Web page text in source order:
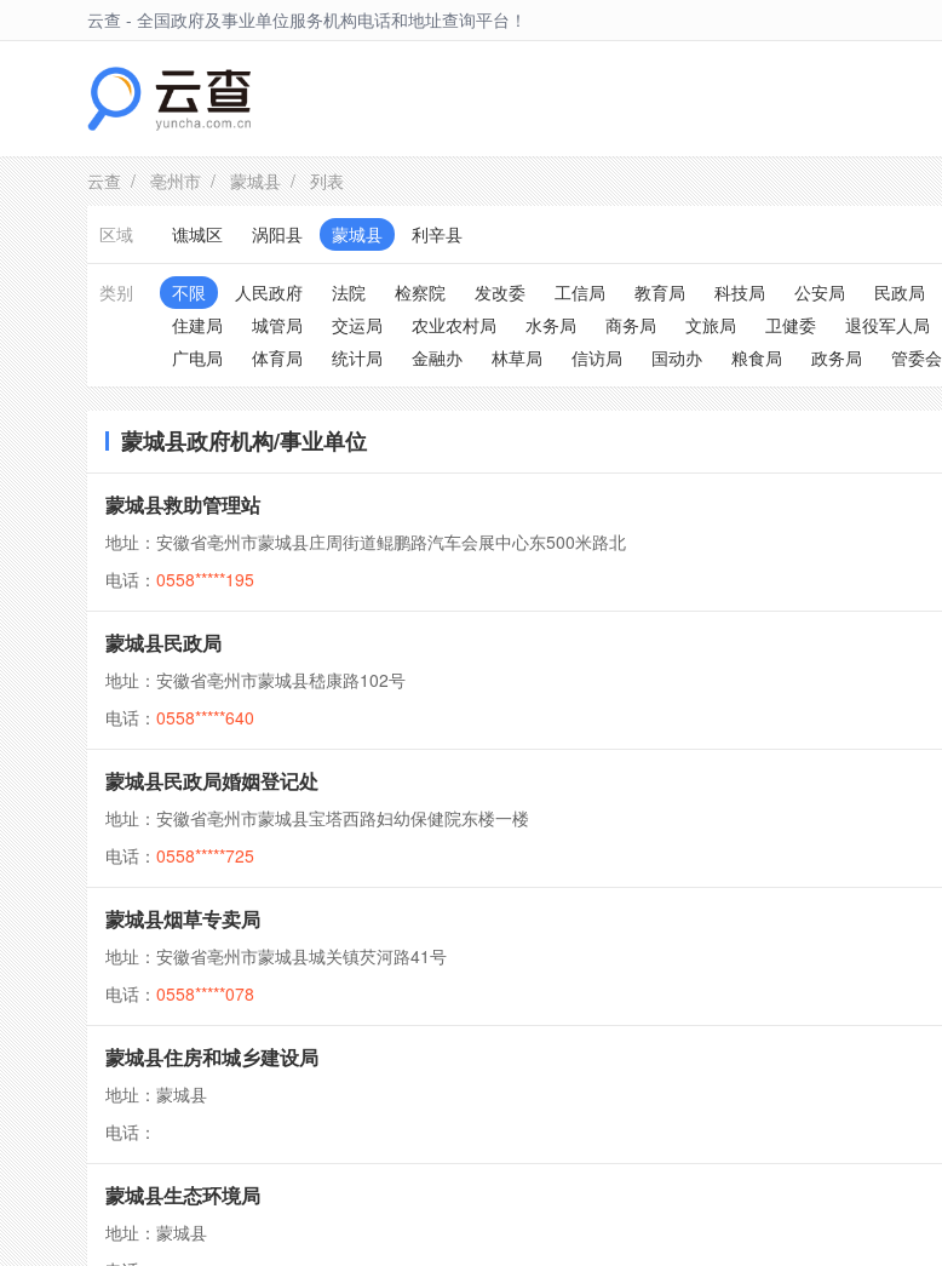
云查 - 全国政府及事业单位服务机构电话和地址查询平台！
云查/亳州市/蒙城县/ 列表
区域 谯城区 涡阳县 蒙城县 利辛县
类别 不限 人民政府 法院 检察院 发改委 工信局 教育局 科技局 公安局 民政局
住建局
城管局 交运局 农业农村局 水务局 商务局 文旅局 卫健委 退役军人局
广电局
体育局 统计局 金融办 林草局 信访局 国动办 粮食局 政务局 管委会
蒙城县政府机构/事业单位
蒙城县救助管理站
地址：安徽省亳州市蒙城县庄周街道鲲鹏路汽车会展中心东500米路北
电话： 0558*****195
蒙城县民政局
地址：安徽省亳州市蒙城县嵇康路102号
电话： 0558*****640
蒙城县民政局婚姻登记处
地址：安徽省亳州市蒙城县宝塔西路妇幼保健院东楼一楼
电话： 0558*****725
蒙城县烟草专卖局
地址：安徽省亳州市蒙城县城关镇芡河路41号
电话： 0558*****078
蒙城县住房和城乡建设局
地址：蒙城县
电话：
蒙城县生态环境局
地址：蒙城县